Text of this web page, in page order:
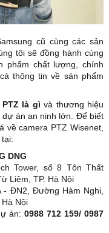
cũ cùng các sản
tôi sẽ đồng hành cùng
phẩm chất lượng, chính
thông tin về sản phẩm
PTZ là gì và thương hiệu
án an ninh lớn. Để biết
về camera PTZ Wisenet,
DNG
Tower, số 8 Tôn Thất
Liêm, TP. Hà Nội
- ĐN2, Đường Hàm Nghi,
Nội
án: 0988 712 159/ 0987